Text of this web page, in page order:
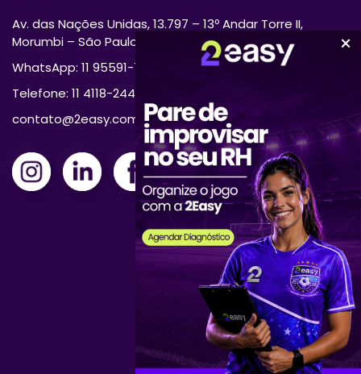
Av. das Nações Unidas, 13.797 – 13º Andar Torre II,
Morumbi – São Paulo/SP 04794-000
WhatsApp: 11 95591-7870
Telefone: 11 4118-2444
contato@2easy.com.br